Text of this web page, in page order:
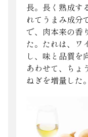
長。長く熟成す
れてうまみ成分
で、肉本来の香
た。たれは、ワ
し、味と品質を
あわせて、ちょ
ねぎを増量した。